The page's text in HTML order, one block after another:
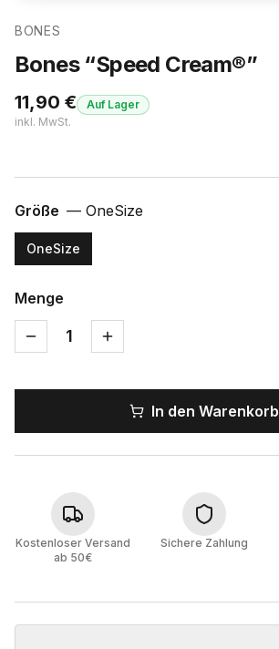
BONES
Bones “Speed Cream®”
11,90 €
inkl. MwSt.
Auf Lager
Größe — OneSize
OneSize
Menge
1
In den Warenkorb
Kostenloser Versand
ab 50€
Sichere Zahlung